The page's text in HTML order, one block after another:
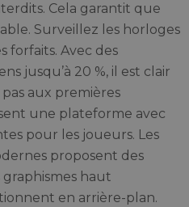
Cela garantit que
Surveillez les horloges
forfaits. Avec des
jusqu’à 20 %, il est clair
aux premières
une plateforme avec
pour les joueurs. Les
proposent des
haut
en arrière-plan.